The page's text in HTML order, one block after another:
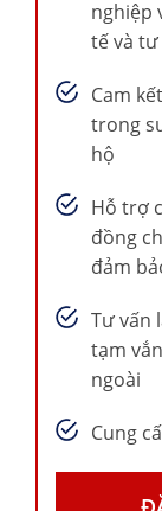
nghiệp
tế và
Cam
trong
hộ
Hỗ trợ
đồng
đảm
Tư vấn
tạm
ngoài
Cung